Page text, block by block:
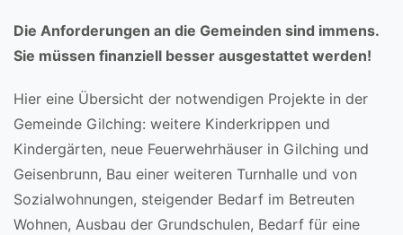
Die Anforderungen an die Gemeinden sind immens.
Sie müssen finanziell besser ausgestattet werden!
Hier eine Übersicht der notwendigen Projekte in der
Gemeinde Gilching: weitere Kinderkrippen und
Kindergärten, neue Feuerwehrhäuser in Gilching und
Geisenbrunn, Bau einer weiteren Turnhalle und von
Sozialwohnungen, steigender Bedarf im Betreuten
Wohnen, Ausbau der Grundschulen, Bedarf für eine